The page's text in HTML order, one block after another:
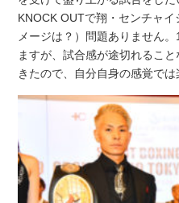
KNOCK OUTで翔・センチャ
メージは？）問題ありません
ますが、試合感が途切れるこ
きたので、自分自身の感覚では